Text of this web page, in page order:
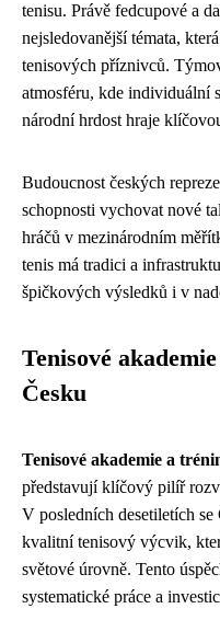
tenisu. Právě fedcupové a
nejsledovanější témata,
tenisových příznivců.
atmosféru, kde individuální
národní hrdost hraje
Budoucnost českých
schopnosti vychovat nové
hráčů v mezinárodním
tenis má tradici a
špičkových výsledků i v
Tenisové
Česku
Tenisové akademie a
představují klíčový pilíř
V posledních desetiletích
kvalitní tenisový výcvik,
světové úrovně. Tento
systematické práce a